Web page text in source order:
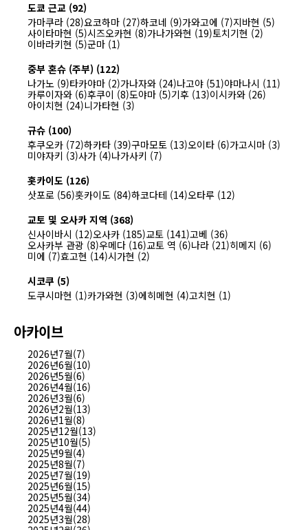
도쿄 근교 (92)
가마쿠라 (28)요코하마 (27)하코네 (9)가와고에 (7)지바현 (5)
사이타마현 (5)시즈오카현 (8)가나가와현 (19)토치기현 (2)
이바라키현 (5)군마 (1)
중부 혼슈 (주부) (122)
나가노 (9)타카야마 (2)가나자와 (24)나고야 (51)야마나시 (11)
카루이자와 (6)후쿠이 (8)도야마 (5)기후 (13)이시카와 (26)
아이치현 (24)니가타현 (3)
규슈 (100)
후쿠오카 (72)하카타 (39)구마모토 (13)오이타 (6)가고시마 (3)
미야자키 (3)사가 (4)나가사키 (7)
홋카이도 (126)
삿포로 (56)홋카이도 (84)하코다테 (14)오타루 (12)
교토 및 오사카 지역 (368)
신사이바시 (12)오사카 (185)교토 (141)고베 (36)
오사카부 관광 (8)우메다 (16)교토 역 (6)나라 (21)히메지 (6)
미에 (7)효고현 (14)시가현 (2)
시코쿠 (5)
도쿠시마현 (1)카가와현 (3)에히메현 (4)고치현 (1)
아카이브
2026년7월(7)
2026년6월(10)
2026년5월(6)
2026년4월(16)
2026년3월(6)
2026년2월(13)
2026년1월(8)
2025년12월(13)
2025년10월(5)
2025년9월(4)
2025년8월(7)
2025년7월(19)
2025년6월(15)
2025년5월(34)
2025년4월(44)
2025년3월(28)